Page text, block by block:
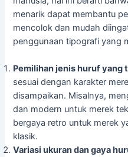
menarik dapat membantu
mencolok dan mudah
penggunaan tipografi yang
Pemilihan jenis huruf yang
sesuai dengan karakter
disampaikan. Misalnya,
dan modern untuk merek
bergaya retro untuk merek
klasik.
Variasi ukuran dan gaya